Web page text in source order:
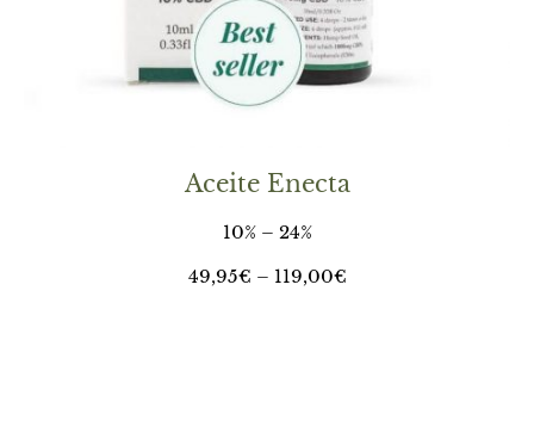
Aceite Enecta
10% – 24%
49,95€ – 119,00€